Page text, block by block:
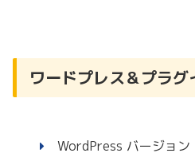
ワードプレス＆プラグ
WordPress バージョン